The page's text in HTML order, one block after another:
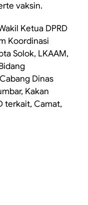
vaksin.
Ketua DPRD
Koordinasi
Solok, LKAAM,
Dinas
Kakan
terkait, Camat,